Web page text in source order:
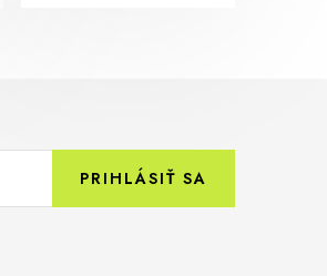
PRIHLÁSIŤ SA